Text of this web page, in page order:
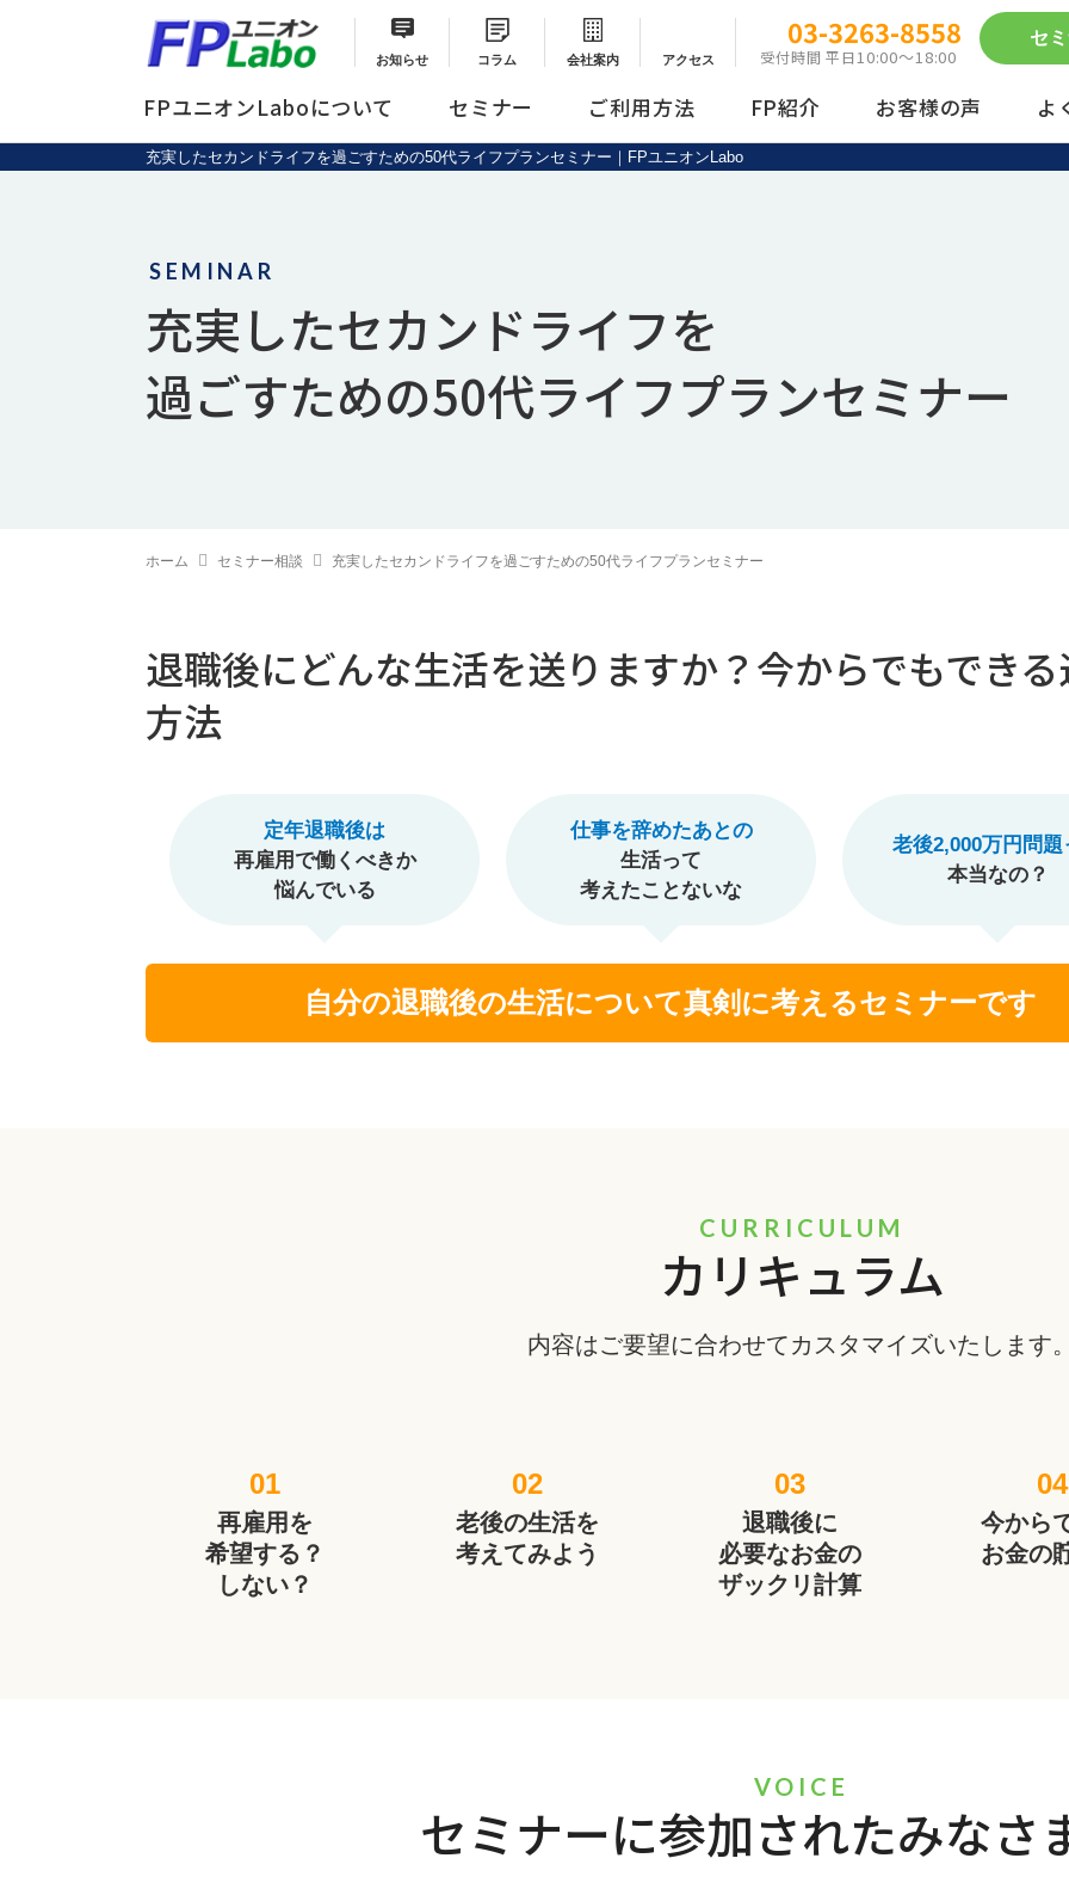
お知らせ コラム 会社案内 アクセス
03-3263-8558
受付時間 平日10:00～18:00
セ
FPユニオンLaboについて セミナー ご利用方法 FP紹介 お客様の声 よ
充実したセカンドライフを過ごすための50代ライフプランセミナー｜FPユニオンLabo
SEMINAR
充実したセカンドライフを
過ごすための50代ライフプランセミナー
ホーム セミナー相談 充実したセカンドライフを過ごすための50代ライフプランセミナー
退職後にどんな生活を送りますか？今からでもでき
方法
定年退職後は
再雇用で働くべきか
悩んでいる
仕事を辞めたあとの
生活って
考えたことないな
老後2,000万円問題
本当なの？
自分の退職後の生活について真剣に考えるセミナーです
CURRICULUM
カリキュラム
内容はご要望に合わせてカスタマイズいたします
01
再雇用を
希望する？
しない？
02
老後の生活を
考えてみよう
03
退職後に
必要なお金の
ザックリ計算
04
今から
お金の
VOICE
セミナーに参加されたみなさ